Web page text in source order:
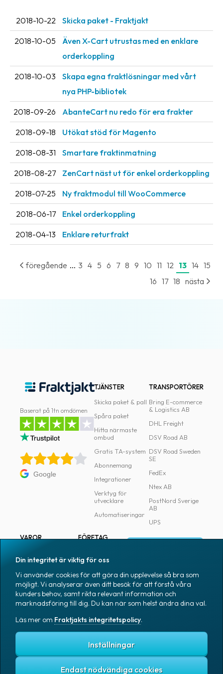
2018-10-22 Skicka paket - Fraktjakt
2018-10-05
Även X-Cart utrustas med en enklare
orderkoppling
2018-10-03
Skapa egna fraktlösningar med vårt
nya PHP-bibliotek
2018-09-26 AbanteCart nu redo för era frakter
2018-09-18 Utökat stöd för Magento
2018-08-31 Smartare fraktinmatning
2018-08-27 ZenCart näst ut för enkel orderkoppling
2018-07-25 Ny fraktmodul till WooCommerce
2018-06-17 Enkel orderkoppling
2018-04-13 Enklare returfrakt
föregående ... 3 4 5 6 7 8 9 10 11 12 13 14 15
16 17 18 nästa
Baserat på 1tn omdömen
Google
TJÄNSTER
Skicka paket & pall
Spåra paket
Hitta närmaste
ombud
Gratis TA-system
Abonnemang
Integrationer
Verktyg för
utvecklare
Automatiseringar
TRANSPORTÖRER
Bring E-commerce
& Logistics AB
DHL Freight
DSV Road AB
DSV Road Sweden
SE
FedEx
Ntex AB
PostNord Sverige
AB
UPS
VAROR
Märkning
Emballage
Emballagetillbehör
Kontorsvaror
FÖRETAG
Pressrum
Medarbetare
Jobb & karriär
Nyhetsarkiv
Blogg
Skapa konto
Din integritet är viktig för oss
Vi använder cookies för att göra din upplevelse så bra som
möjligt. Vi analyserar även ditt besök för att förstå våra
kunders behov, samt rikta relevant information och
marknadsföring till dig. Du kan när som helst ändra dina val.
Läs mer om Fraktjakts integritetspolicy.
Inställningar
Endast nödvändiga cookies